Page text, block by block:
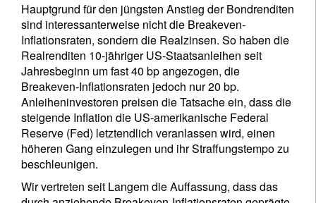
Hauptgrund für den jüngsten Anstieg der Bondrenditen
sind interessanterweise nicht die Breakeven-
Inflationsraten, sondern die Realzinsen. So haben die
Realrenditen 10-jähriger US-Staatsanleihen seit
Jahresbeginn um fast 40 bp angezogen, die
Breakeven-Inflationsraten jedoch nur 20 bp.
Anleiheninvestoren preisen die Tatsache ein, dass die
steigende Inflation die US-amerikanische Federal
Reserve (Fed) letztendlich veranlassen wird, einen
höheren Gang einzulegen und ihr Straffungstempo zu
beschleunigen.
Wir vertreten seit Langem die Auffassung, dass das